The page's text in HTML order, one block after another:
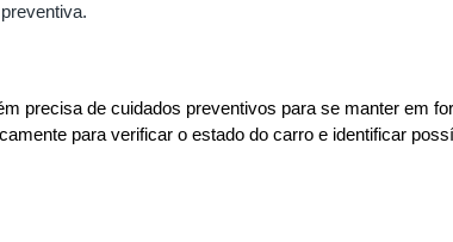
precisa de cuidados preventivos para se manter em
para verificar o estado do carro e identificar